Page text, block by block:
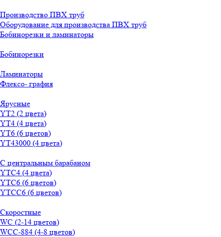
Производство ПВХ труб
Оборудование для производства ПВХ труб
Бобинорезки и ламинаторы
Бобинорезки
Ламинаторы
Флексо- графия
Ярусные
YT2 (2 цвета)
YT4 (4 цвета)
YT6 (6 цветов)
YT43000 (4 цвета)
С центральным барабаном
YТС4 (4 цвета)
YТС6 (6 цветов)
YТСC6 (6 цветов)
Скоростные
WС (2-14 цветов)
WСС-884 (4-8 цветов)